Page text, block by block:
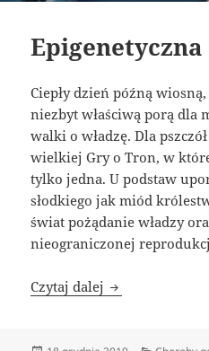
Ciepły dzień późną
niezbyt właściwą porą dla
walki o władzę. Dla
wielkiej Gry o Tron, w
tylko jedna. U podstaw
słodkiego jak miód
świat pożądanie władzy
nieograniczonej
Czytaj dalej Epigenetyczna